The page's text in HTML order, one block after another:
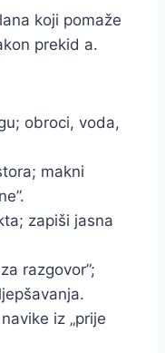
koji pomaže
prekid a.
obroci, voda,
makni
zapiši jasna
razgovor”;
iz „prije